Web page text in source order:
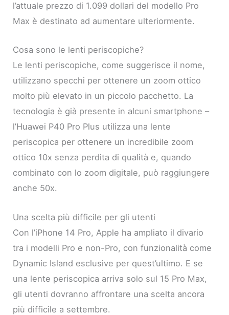
l’attuale prezzo di 1.099 dollari del modello Pro
Max è destinato ad aumentare ulteriormente.
Cosa sono le lenti periscopiche?
Le lenti periscopiche, come suggerisce il nome,
utilizzano specchi per ottenere un zoom ottico
molto più elevato in un piccolo pacchetto. La
tecnologia è già presente in alcuni smartphone –
l’Huawei P40 Pro Plus utilizza una lente
periscopica per ottenere un incredibile zoom
ottico 10x senza perdita di qualità e, quando
combinato con lo zoom digitale, può raggiungere
anche 50x.
Una scelta più difficile per gli utenti
Con l’iPhone 14 Pro, Apple ha ampliato il divario
tra i modelli Pro e non-Pro, con funzionalità come
Dynamic Island esclusive per quest’ultimo. E se
una lente periscopica arriva solo sul 15 Pro Max,
gli utenti dovranno affrontare una scelta ancora
più difficile a settembre.